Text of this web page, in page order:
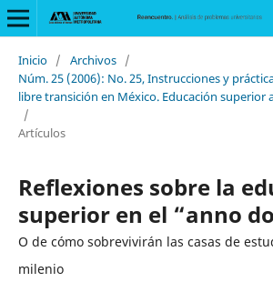
Inicio / Archivos /
Núm. 25 (2006): No. 25, Instrucciones y
libre transición en México. Educación superior
/
Artículos
Reflexiones sobre la
superior en el “anno
O de cómo sobrevivirán las casas de
milenio